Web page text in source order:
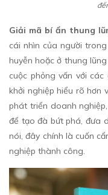
Giải mã bí ẩn thung
cái nhìn của người
huyễn hoặc ở thung
cuộc phỏng vấn với
khởi nghiệp hiểu rõ hơn
phát triển doanh
để tạo đà bứt phá, đưa
nói, đây chính là cuốn
nghiệp thành công.